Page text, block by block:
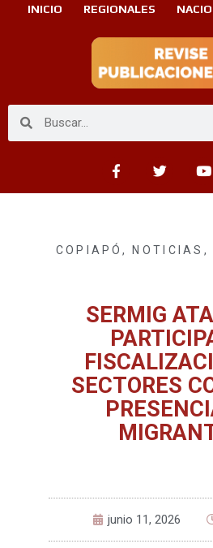
INICIO REGIONALES
COPIAPÓ ,NOTICIAS
SERMIG
SECTORES
junio 11, 2026